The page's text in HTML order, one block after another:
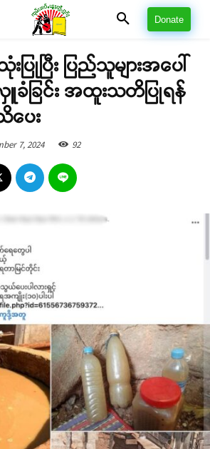
Donate
ြုပြီး ပြည်သူများအပေါ်
ြင်း အထူးသတိပြုရန်
ပေး
7, 2024 92